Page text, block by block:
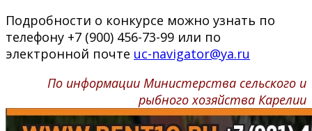
Подробности о конкурсе можно узнать по
телефону +7 (900) 456-73-99 или по
электронной почте uc-navigator@ya.ru
По информации Министерства сельского и
рыбного хозяйства Карелии